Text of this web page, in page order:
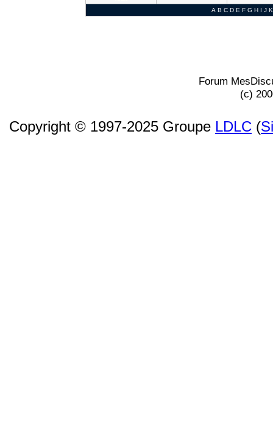
A B C D E F G H I J K
Forum
(c)
Copyright © 1997-2025 Groupe LDLC (